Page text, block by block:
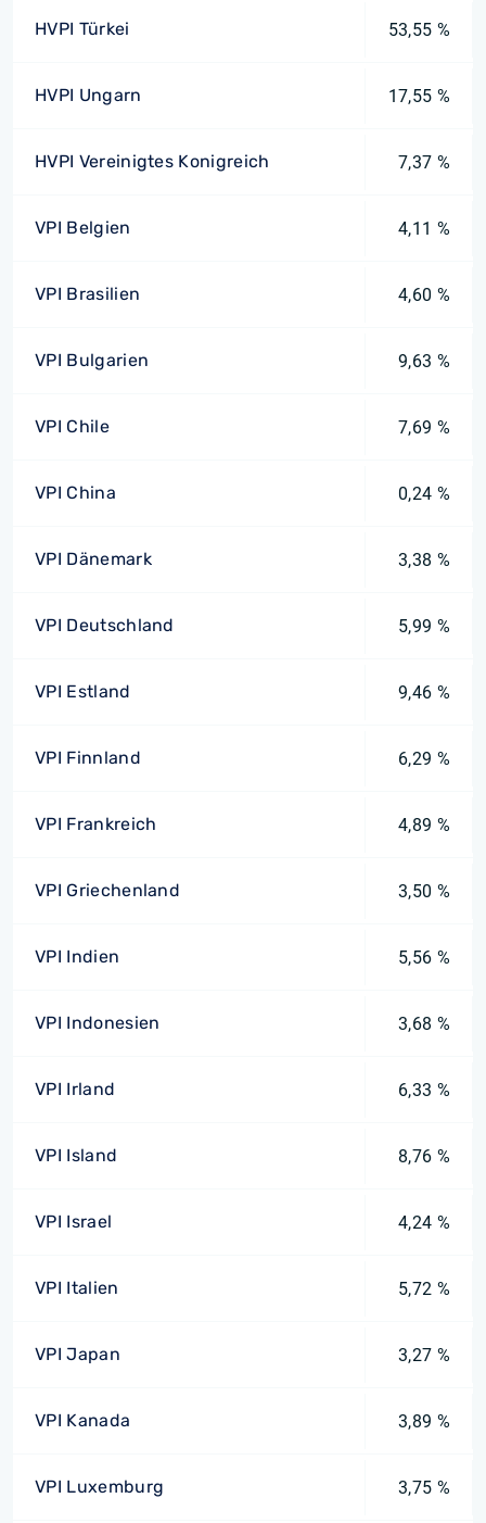
HVPI Türkei 53,55 %
HVPI Ungarn 17,55 %
HVPI Vereinigtes Konigreich 7,37 %
VPI Belgien 4,11 %
VPI Brasilien 4,60 %
VPI Bulgarien 9,63 %
VPI Chile 7,69 %
VPI China 0,24 %
VPI Dänemark 3,38 %
VPI Deutschland 5,99 %
VPI Estland 9,46 %
VPI Finnland 6,29 %
VPI Frankreich 4,89 %
VPI Griechenland 3,50 %
VPI Indien 5,56 %
VPI Indonesien 3,68 %
VPI Irland 6,33 %
VPI Island 8,76 %
VPI Israel 4,24 %
VPI Italien 5,72 %
VPI Japan 3,27 %
VPI Kanada 3,89 %
VPI Luxemburg 3,75 %